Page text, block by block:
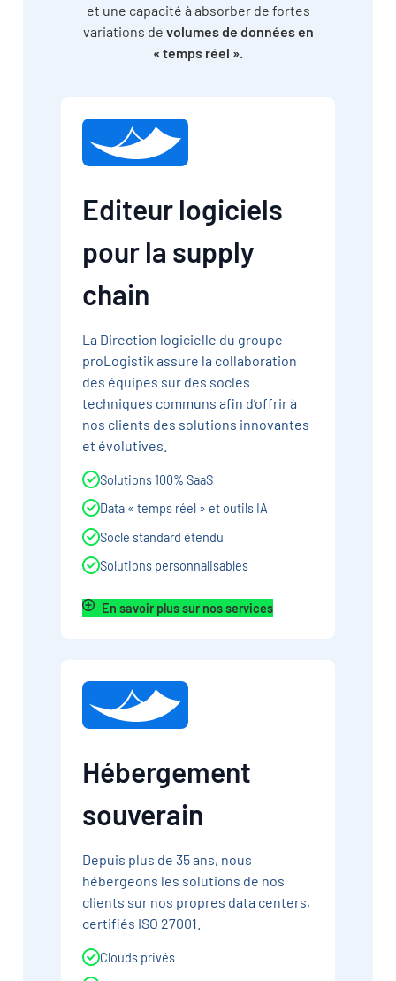
et une capacité à absorber de fortes
variations de volumes de données en
« temps réel ».
Editeur logiciels
pour la supply
chain
La Direction logicielle du groupe
proLogistik assure la collaboration
des équipes sur des socles
techniques communs afin d’offrir à
nos clients des solutions innovantes
et évolutives.
Solutions 100% SaaS
Data « temps réel » et outils IA
Socle standard étendu
Solutions personnalisables
En savoir plus sur nos services
Hébergement
souverain
Depuis plus de 35 ans, nous
hébergeons les solutions de nos
clients sur nos propres data centers,
certifiés ISO 27001.
Clouds privés